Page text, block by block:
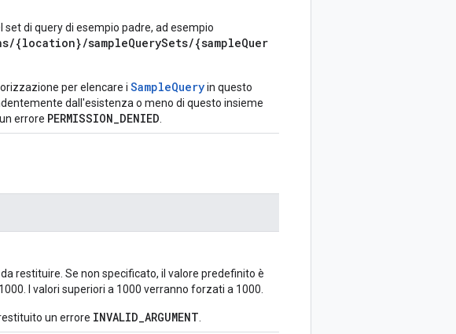
set di query di esempio padre, ad esempio
sampleQuerySets/{sampleQuer
per elencare i SampleQueryin questo
dall'esistenza o meno di questo insieme
errore PERMISSION_DENIED
da restituire. Se non specificato, il valore predefinito è
I valori superiori a 1000 verranno forzati a 1000.
un errore INVALID_ARGUMENT